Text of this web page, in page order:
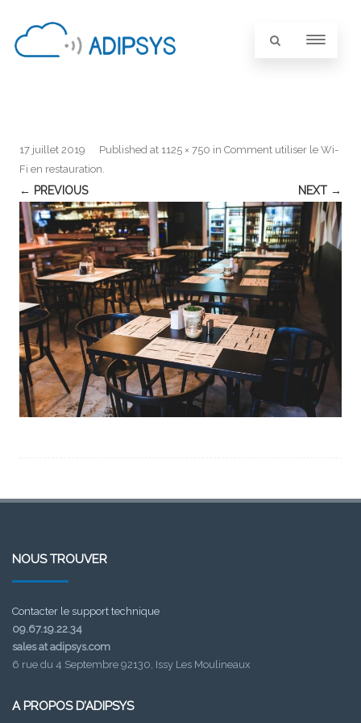
Published
17 juillet 2019 at 1125 × 750 in Comment utiliser le Wi-
Fi en restauration.
← PREVIOUS NEXT →
NOUS TROUVER
Contacter le support technique
09.67.19.22.34
sales at adipsys.com
6 rue du 4 Septembre 92130, Issy Les Moulineaux
A PROPOS D’ADIPSYS